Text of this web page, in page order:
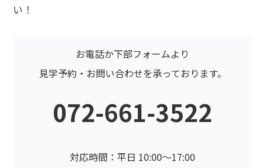
い！
お電話か下部フォームより
見学予約・お問い合わせを承っております。
072-661-3522
対応時間：平日 10:00〜17:00